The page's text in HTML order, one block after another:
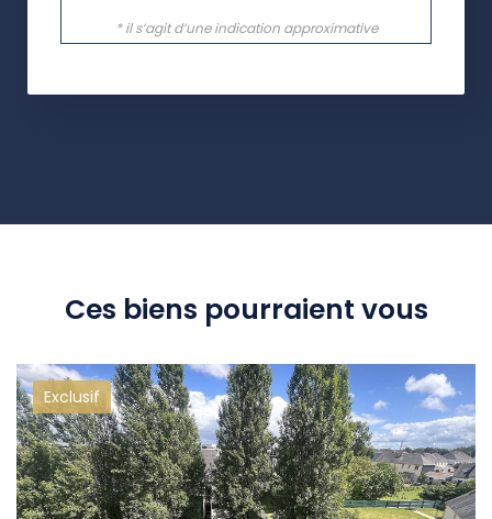
Ces biens pourraient vous
intéresser
Exclusif